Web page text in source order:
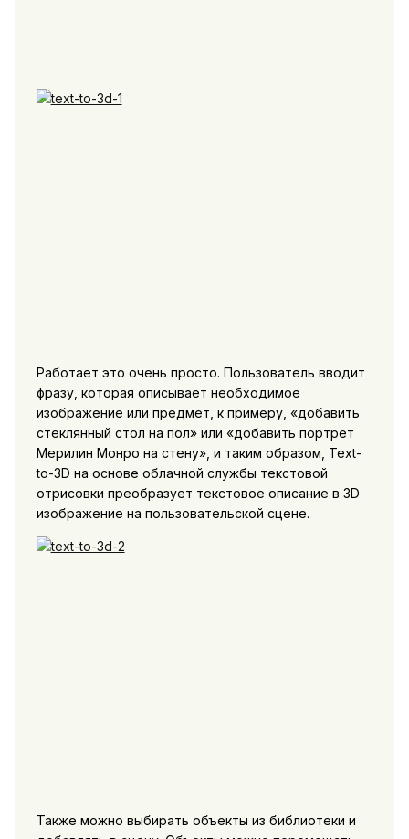
Работает это очень просто. Пользователь вводит
фразу, которая описывает необходимое
изображение или предмет, к примеру, «добавить
стеклянный стол на пол» или «добавить портрет
Мерилин Монро на стену», и таким образом, Text-
to-3D на основе облачной службы текстовой
отрисовки преобразует текстовое описание в 3D
изображение на пользовательской сцене.
Также можно выбирать объекты из библиотеки и